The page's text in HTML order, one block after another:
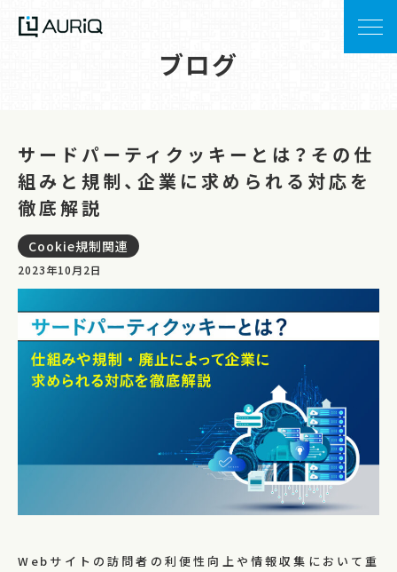
ブログ
サードパーティクッキーとは？その仕
組みと規制、企業に求められる対応を
徹底解説
Cookie規制関連
2023年10月2日
Webサイトの訪問者の利便性向上や情報収集において重